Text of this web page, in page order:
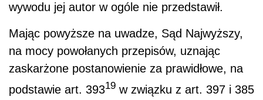
wywodu jej autor w ogóle nie przedstawił.
Mając powyższe na uwadze, Sąd Najwyższy,
na mocy powołanych przepisów, uznając
zaskarżone postanowienie za prawidłowe, na
podstawie art. 39319 w związku z art. 397 i 385